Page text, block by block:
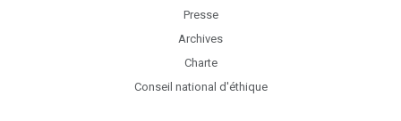
Presse
Archives
Charte
Conseil national d'éthique